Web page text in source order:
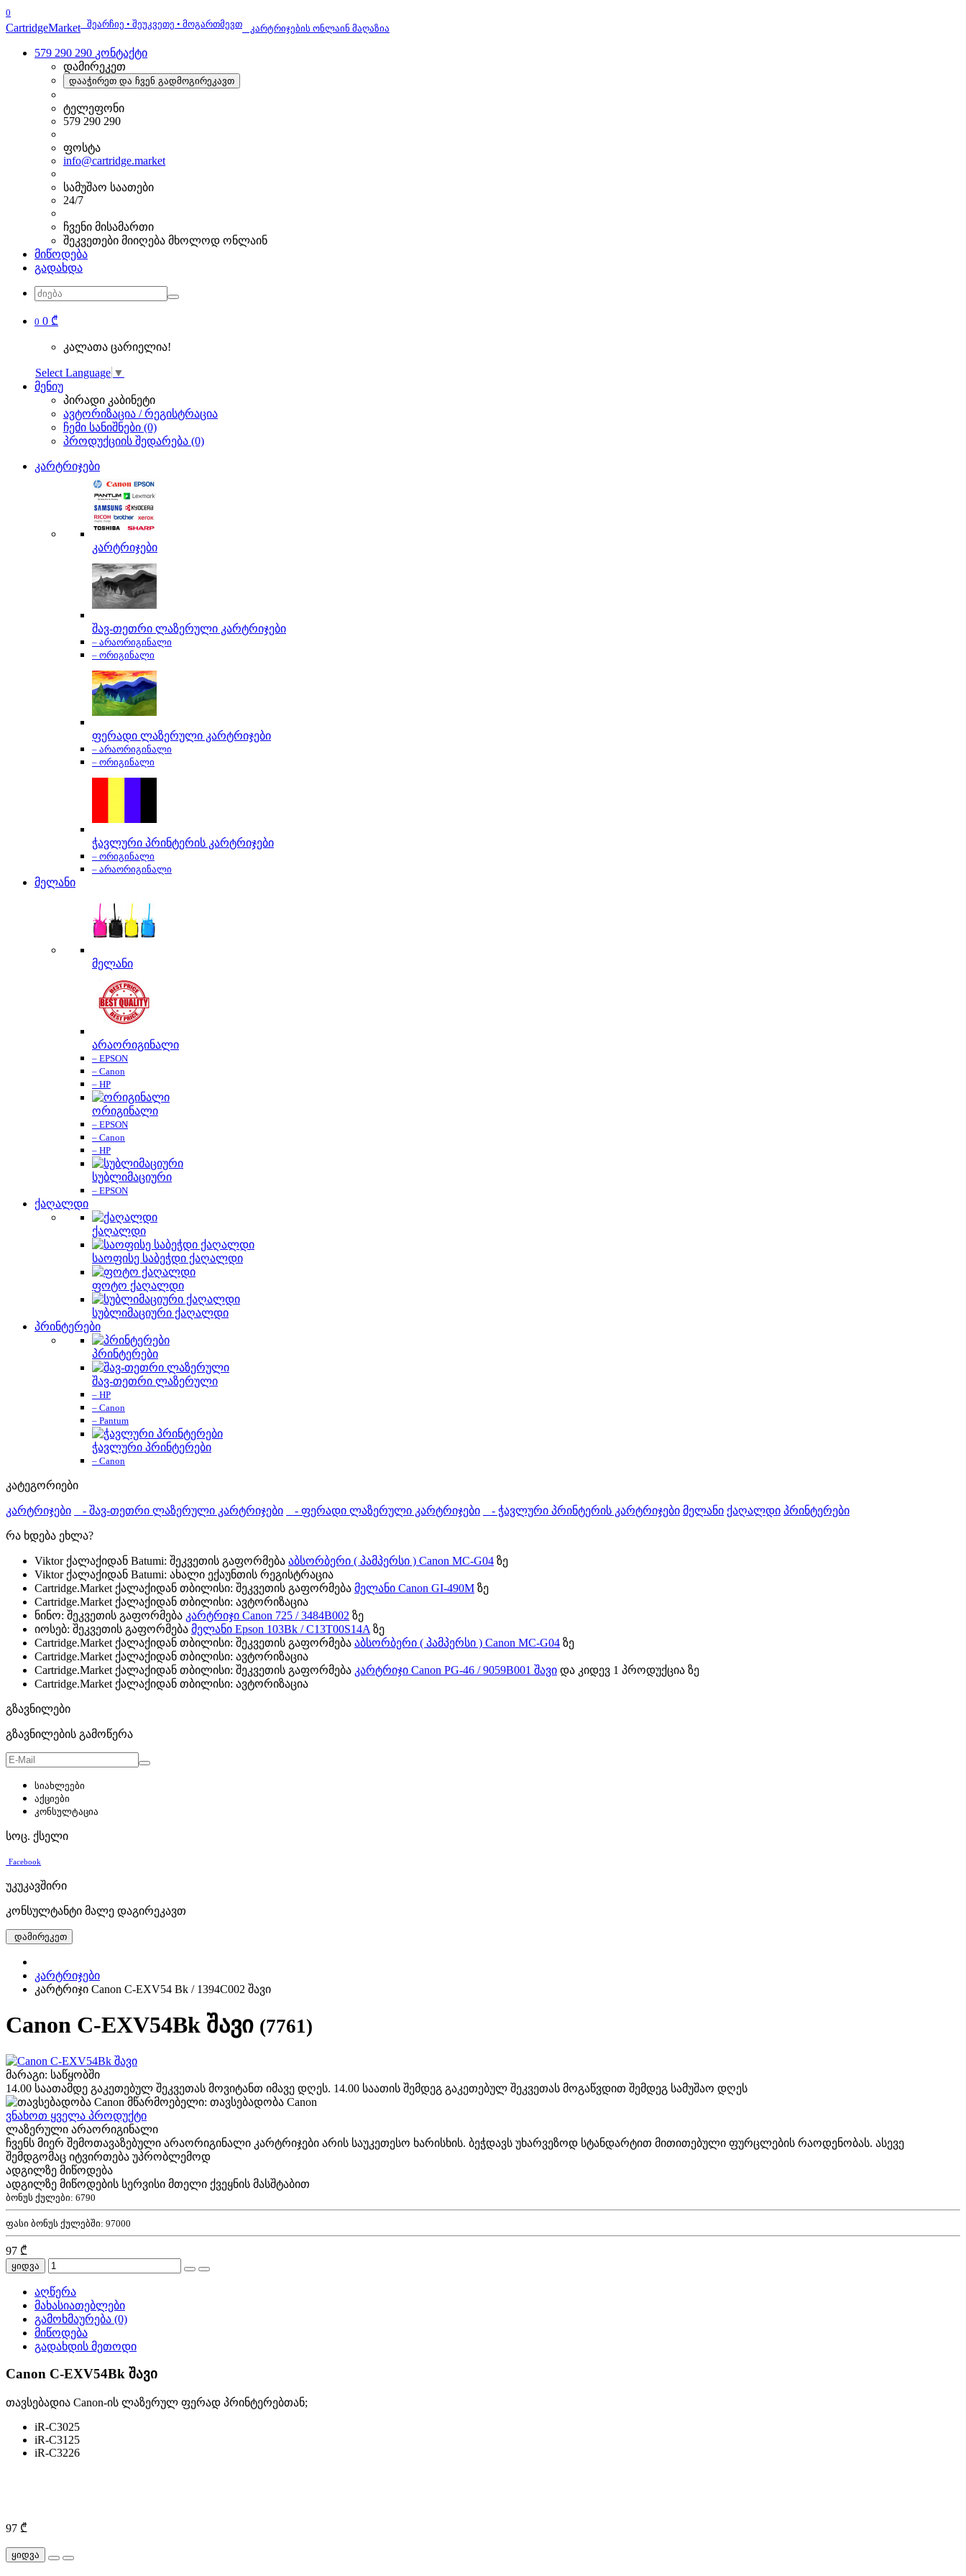
0
CartridgeMarket შეარჩიე • შეუკვეთე • მოგართმევთ კარტრიჯების ონლაინ მაღაზია
579 290 290 კონტაქტი
დამირეკეთ
დააჭირეთ და ჩვენ გადმოგირეკავთ
ტელეფონი
579 290 290
ფოსტა
info@cartridge.market
სამუშაო საათები
24/7
ჩვენი მისამართი
შეკვეთები მიიღება მხოლოდ ონლაინ
მიწოდება
გადახდა
0 0 ₾
კალათა ცარიელია!
Select Language ▼
მენიუ
პირადი კაბინეტი
ავტორიზაცია / რეგისტრაცია
ჩემი სანიშნები (0)
პროდუქციის შედარება (0)
კარტრიჯები
კარტრიჯები
შავ-თეთრი ლაზერული კარტრიჯები
– არაორიგინალი
– ორიგინალი
ფერადი ლაზერული კარტრიჯები
– არაორიგინალი
– ორიგინალი
ჭავლური პრინტერის კარტრიჯები
– ორიგინალი
– არაორიგინალი
მელანი
მელანი
არაორიგინალი
– EPSON
– Canon
– HP
ორიგინალი
– EPSON
– Canon
– HP
სუბლიმაციური
– EPSON
ქაღალდი
ქაღალდი
საოფისე საბეჭდი ქაღალდი
ფოტო ქაღალდი
სუბლიმაციური ქაღალდი
პრინტერები
პრინტერები
შავ-თეთრი ლაზერული
– HP
– Canon
– Pantum
ჭავლური პრინტერები
– Canon
კატეგორიები
კარტრიჯები - შავ-თეთრი ლაზერული კარტრიჯები - ფერადი ლაზერული კარტრიჯები - ჭავლური პრინტერის კარტრიჯები მელანი ქაღალდი პრინტერები
რა ხდება ეხლა?
Viktor ქალაქიდან Batumi: შეკვეთის გაფორმება აბსორბერი ( პამპერსი ) Canon MC-G04 ზე
Viktor ქალაქიდან Batumi: ახალი ექაუნთის რეგისტრაცია
Cartridge.Market ქალაქიდან თბილისი: შეკვეთის გაფორმება მელანი Canon GI-490М ზე
Cartridge.Market ქალაქიდან თბილისი: ავტორიზაცია
ნინო: შეკვეთის გაფორმება კარტრიჯი Canon 725 / 3484B002 ზე
იოსებ: შეკვეთის გაფორმება მელანი Epson 103Bk / C13T00S14A ზე
Cartridge.Market ქალაქიდან თბილისი: შეკვეთის გაფორმება აბსორბერი ( პამპერსი ) Canon MC-G04 ზე
Cartridge.Market ქალაქიდან თბილისი: ავტორიზაცია
Cartridge.Market ქალაქიდან თბილისი: შეკვეთის გაფორმება კარტრიჯი Canon PG-46 / 9059B001 შავი და კიდევ 1 პროდუქცია ზე
Cartridge.Market ქალაქიდან თბილისი: ავტორიზაცია
გზავნილები
გზავნილების გამოწერა
სიახლეები
აქციები
კონსულტაცია
სოც. ქსელი
Facebook
უკუკავშირი
კონსულტანტი მალე დაგირეკავთ
დამირეკეთ
კარტრიჯები
კარტრიჯი Canon C-EXV54 Bk / 1394C002 შავი
Canon C-EXV54Bk შავი (7761)
მარაგი: საწყობში
14.00 საათამდე გაკეთებულ შეკვეთას მოვიტანთ იმავე დღეს. 14.00 საათის შემდეგ გაკეთებულ შეკვეთას მოგაწვდით შემდეგ სამუშაო დღეს
მწარმოებელი: თავსებადობა Canon
ვნახოთ ყველა პროდუქტი
ლაზერული არაორიგინალი
ჩვენს მიერ შემოთავაზებული არაორიგინალი კარტრიჯები არის საუკეთესო ხარისხის. ბეჭდავს უხარვეზოდ სტანდარტით მითითებული ფურცლების რაოდენობას. ასევე
შემდგომაც იტვირთება უპრობლემოდ
ადგილზე მიწოდება
ადგილზე მიწოდების სერვისი მთელი ქვეყნის მასშტაბით
ბონუს ქულები: 6790
ფასი ბონუს ქულებში: 97000
97 ₾
ყიდვა
აღწერა
მახასიათებლები
გამოხმაურება (0)
მიწოდება
გადახდის მეთოდი
Canon C-EXV54Bk შავი
თავსებადია Canon-ის ლაზერულ ფერად პრინტერებთან;
iR-C3025
iR-C3125
iR-C3226
97 ₾
ყიდვა